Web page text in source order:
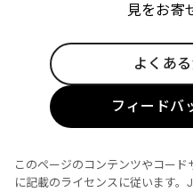
見をお寄
よくあ
フィードバ
このページのコンテンツやコード
に記載のライセンスに従います